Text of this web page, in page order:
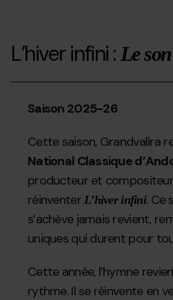
/
L'hivern
-
informació:
www.grandvalira.com/ca/
Instagram:
grandvalira
grandvalira
Twitter:
grandvalira
#Grandvalira
#Andorra
L’hiver infini : Le
Saison 2025-26
Cette saison, Grandvalira
National Classique
producteur et
réinventerL’hiver infini. Ce
s’achève jamais revient,
uniques qui durent pour
Cette année, l’hymne
rythme. Il se réinvente en